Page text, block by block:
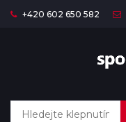
+420 602 650 582